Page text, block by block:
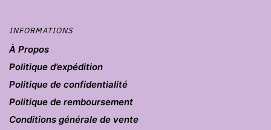
INFORMATIONS
À Propos
Politique d’expédition
Politique de confidentialité
Politique de remboursement
Conditions générale de vente